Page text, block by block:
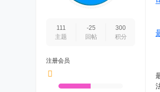
111
主题
-25
回帖
300
积分
注册会员